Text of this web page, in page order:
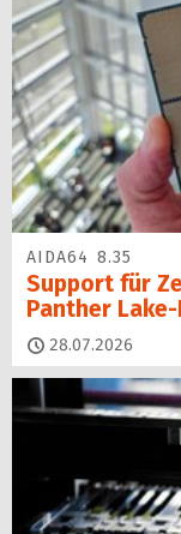
AIDA64 8.35
Support für
Panther
28.07.2026